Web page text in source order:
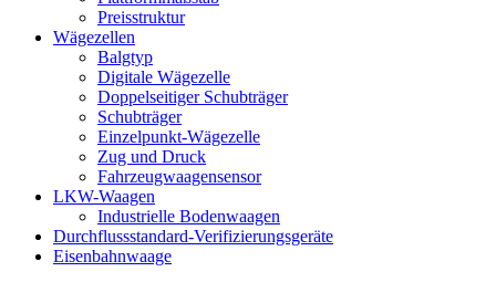
Preisstruktur
Wägezellen
Balgtyp
Digitale Wägezelle
Doppelseitiger Schubträger
Schubträger
Einzelpunkt-Wägezelle
Zug und Druck
Fahrzeugwaagensensor
LKW-Waagen
Industrielle Bodenwaagen
Durchflussstandard-Verifizierungsgeräte
Eisenbahnwaage